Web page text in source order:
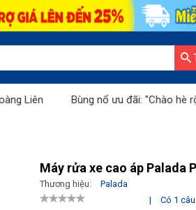
Bùng nổ ưu đãi: "Chào hè rộn rã -
Máy rửa xe cao áp Palada
Thương hiệu:
Palada
|
Có 1